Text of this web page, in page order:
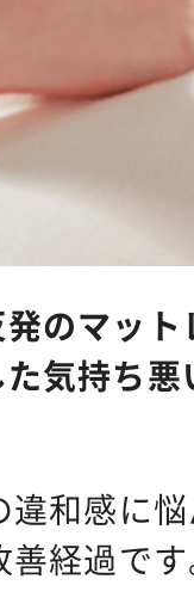
発のマッ
気持ち
和感に
善経過で